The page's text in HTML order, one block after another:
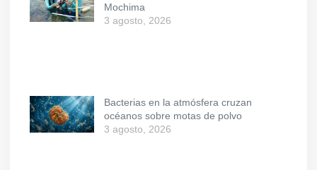
Mochima
3 agosto, 2026
Bacterias en la atmósfera cruzan
océanos sobre motas de polvo
3 agosto, 2026